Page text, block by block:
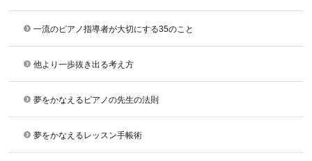
一流のピアノ指導者が大切にする35のこと
他より一歩抜き出る考え方
夢をかなえるピアノの先生の法則
夢をかなえるレッスン手帳術